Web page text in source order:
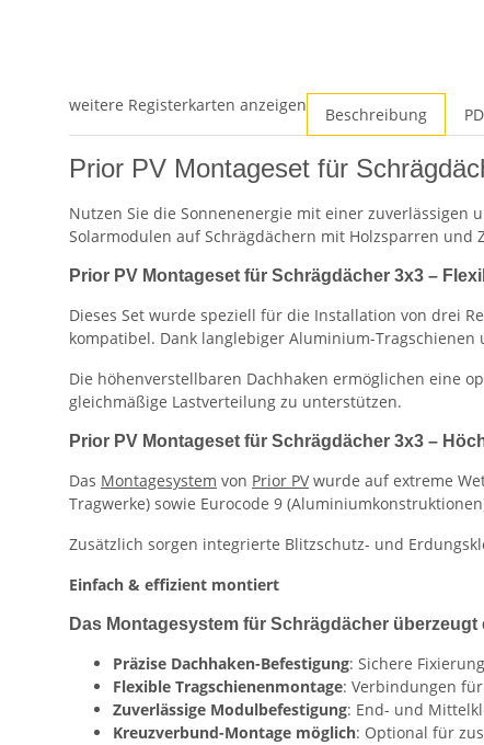
weitere Registerkarten anzeigen Beschreibung
Prior PV Montageset für
Nutzen Sie die Sonnenenergie mit einer zuverlässigen
Solarmodulen auf Schrägdächern mit Holzsparren
Prior PV Montageset für Schrägdächer 3x3 –
Dieses Set wurde speziell für die Installation von drei
kompatibel. Dank langlebiger Aluminium-
Die höhenverstellbaren Dachhaken ermöglichen eine
gleichmäßige Lastverteilung zu unterstützen.
Prior PV Montageset für Schrägdächer 3x3 –
Das Montagesystem von Prior PVwurde auf extreme
Tragwerke) sowie Eurocode 9
Zusätzlich sorgen integrierte Blitzschutz- und
Einfach & effizient montiert
Das Montagesystem für Schrägdächer
Präzise Dachhaken-Befestigung: Sichere
Flexible Tragschienenmontage: Verbindungen
Zuverlässige Modulbefestigung: End- und
Kreuzverbund-Montage möglich: Optional für